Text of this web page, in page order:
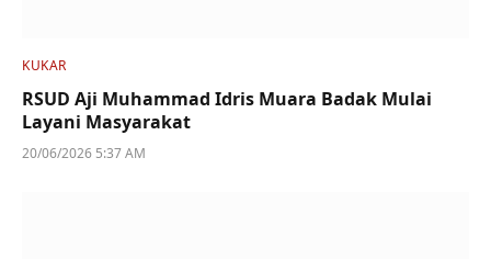
KUKAR
RSUD Aji Muhammad Idris Muara Badak Mulai
Layani Masyarakat
20/06/2026 5:37 AM